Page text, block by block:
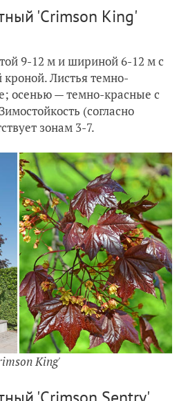
'Crimson King'
9-12 м и шириной 6-12 м с
кроной. Листья темно-
осенью — темно-красные с
(согласно
зонам 3-7.
King'